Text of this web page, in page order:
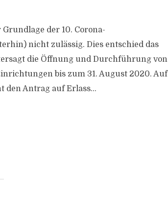
der 10. Corona-
nicht zulässig. Dies entschied das
die Öffnung und Durchführung von
bis zum 31. August 2020. Auf
den Antrag auf Erlass...